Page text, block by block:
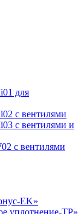
для
с вентилями
с вентилями и
с вентилями
EK»
уплотнение-TP»